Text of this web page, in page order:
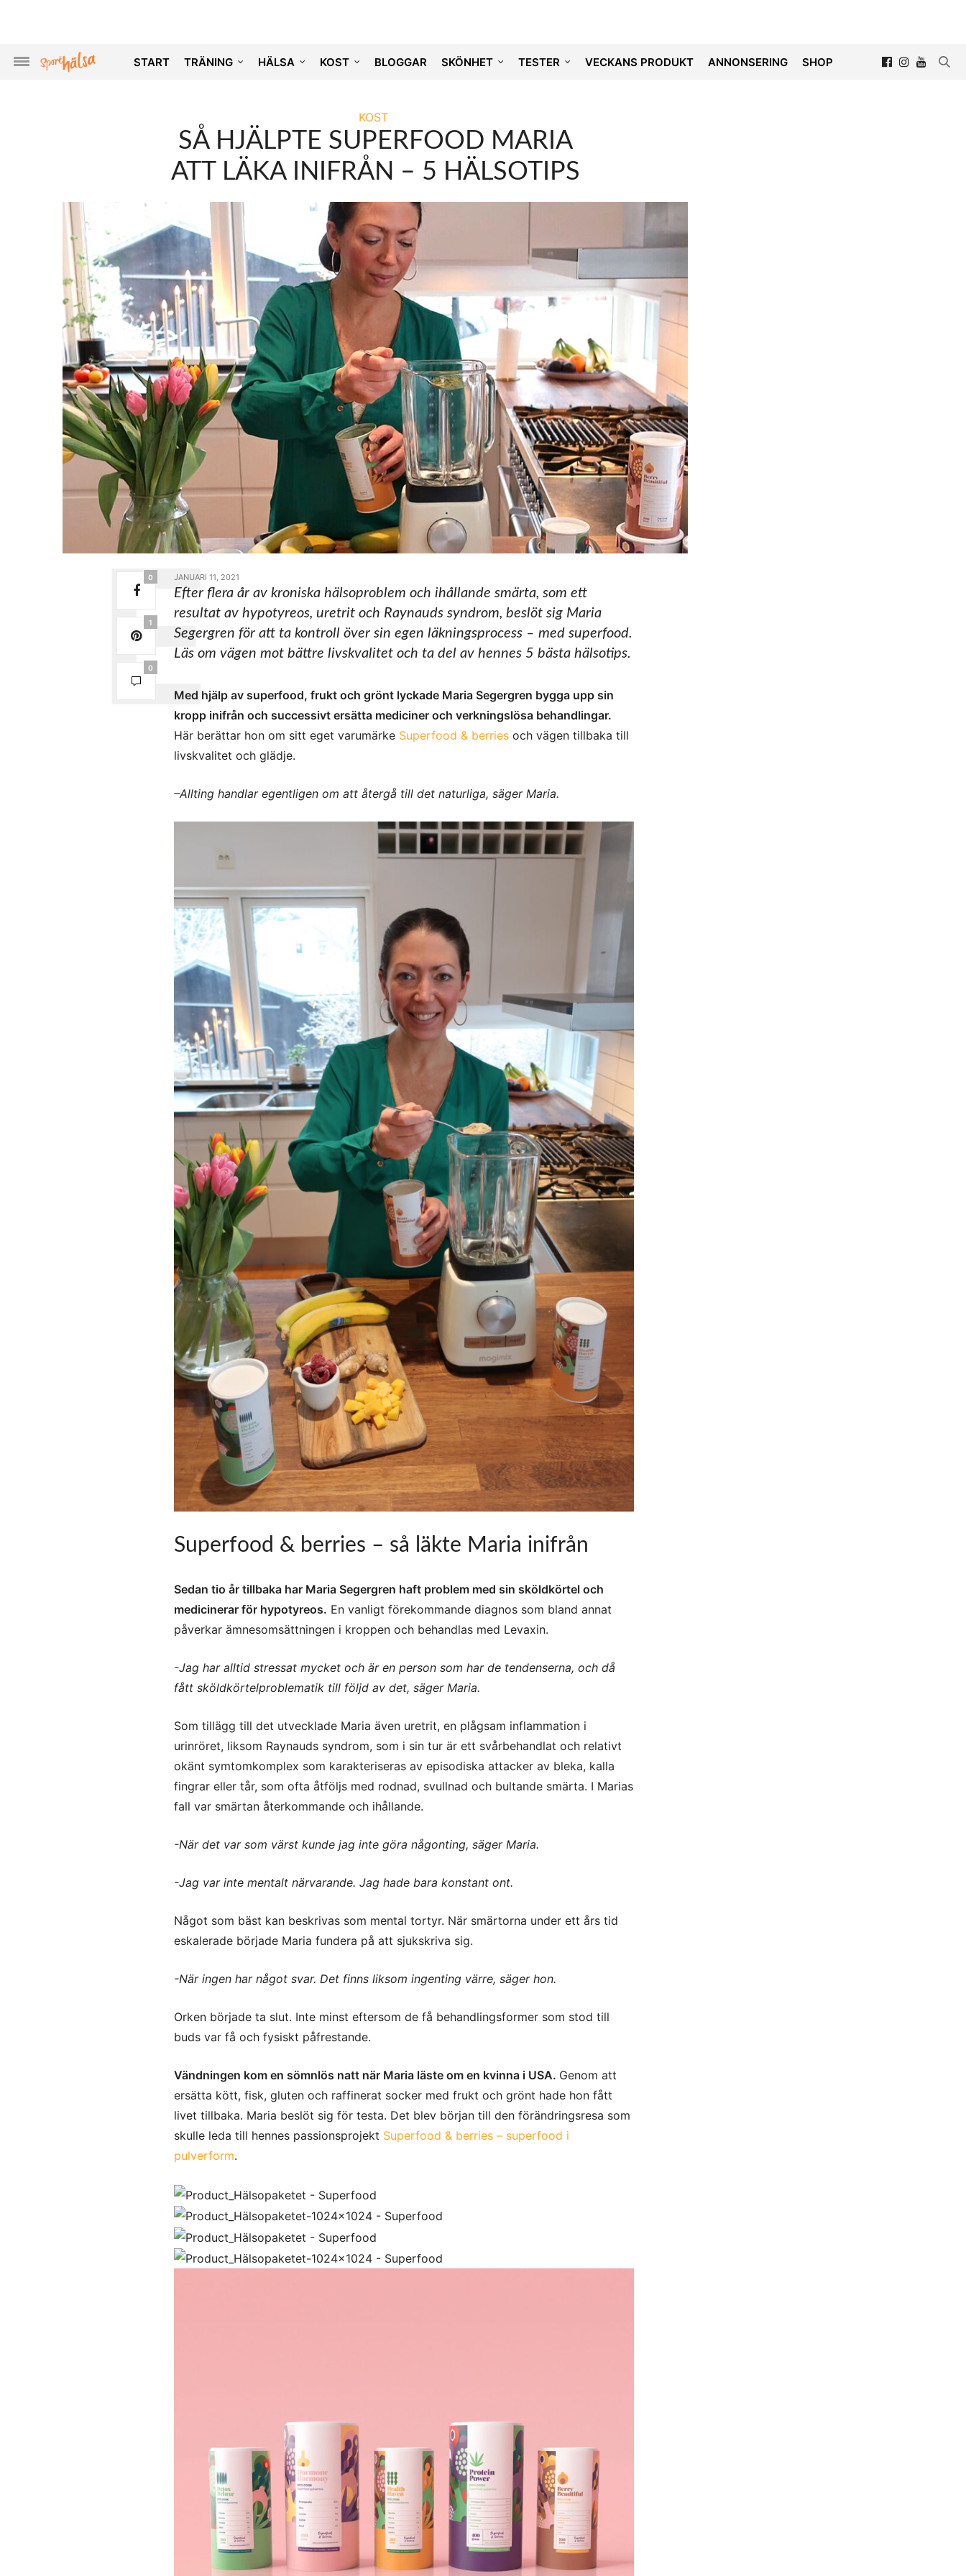
START TRÄNING HÄLSA KOST BLOGGAR SKÖNHET TESTER VECKANS PRODUKT ANNONSERING SHOP
KOST
SÅ HJÄLPTE SUPERFOOD MARIA
ATT LÄKA INIFRÅN – 5 HÄLSOTIPS
0
1
0
JANUARI 11, 2021
Efter flera år av kroniska hälsoproblem och ihållande smärta, som ett
resultat av hypotyreos, uretrit och Raynauds syndrom, beslöt sig Maria
Segergren för att ta kontroll över sin egen läkningsprocess – med superfood.
Läs om vägen mot bättre livskvalitet och ta del av hennes 5 bästa hälsotips.
Med hjälp av superfood, frukt och grönt lyckade Maria Segergren bygga upp sin
kropp inifrån och successivt ersätta mediciner och verkningslösa behandlingar.
Här berättar hon om sitt eget varumärke Superfood & berries och vägen tillbaka till
livskvalitet och glädje.
–Allting handlar egentligen om att återgå till det naturliga, säger Maria.
Superfood & berries – så läkte Maria inifrån
Sedan tio år tillbaka har Maria Segergren haft problem med sin sköldkörtel och
medicinerar för hypotyreos. En vanligt förekommande diagnos som bland annat
påverkar ämnesomsättningen i kroppen och behandlas med Levaxin.
-Jag har alltid stressat mycket och är en person som har de tendenserna, och då
fått sköldkörtelproblematik till följd av det, säger Maria.
Som tillägg till det utvecklade Maria även uretrit, en plågsam inflammation i
urinröret, liksom Raynauds syndrom, som i sin tur är ett svårbehandlat och relativt
okänt symtomkomplex som karakteriseras av episodiska attacker av bleka, kalla
fingrar eller tår, som ofta åtföljs med rodnad, svullnad och bultande smärta. I Marias
fall var smärtan återkommande och ihållande.
-När det var som värst kunde jag inte göra någonting, säger Maria.
-Jag var inte mentalt närvarande. Jag hade bara konstant ont.
Något som bäst kan beskrivas som mental tortyr. När smärtorna under ett års tid
eskalerade började Maria fundera på att sjukskriva sig.
-När ingen har något svar. Det finns liksom ingenting värre, säger hon.
Orken började ta slut. Inte minst eftersom de få behandlingsformer som stod till
buds var få och fysiskt påfrestande.
Vändningen kom en sömnlös natt när Maria läste om en kvinna i USA. Genom att
ersätta kött, fisk, gluten och raffinerat socker med frukt och grönt hade hon fått
livet tillbaka. Maria beslöt sig för testa. Det blev början till den förändringsresa som
skulle leda till hennes passionsprojekt Superfood & berries – superfood i
pulverform.